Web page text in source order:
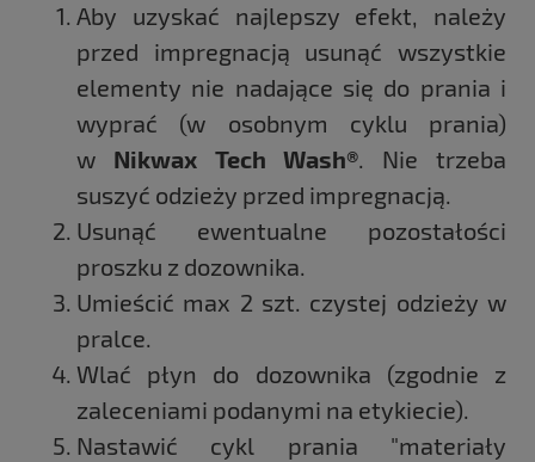
Aby uzyskać najlepszy efekt, należy
przed impregnacją usunąć wszystkie
elementy nie nadające się do prania i
wyprać (w osobnym cyklu prania)
w Nikwax Tech Wash®. Nie trzeba
suszyć odzieży przed impregnacją.
Usunąć ewentualne pozostałości
proszku z dozownika.
Umieścić max 2 szt. czystej odzieży w
pralce.
Wlać płyn do dozownika (zgodnie z
zaleceniami podanymi na etykiecie).
Nastawić cykl prania "materiały